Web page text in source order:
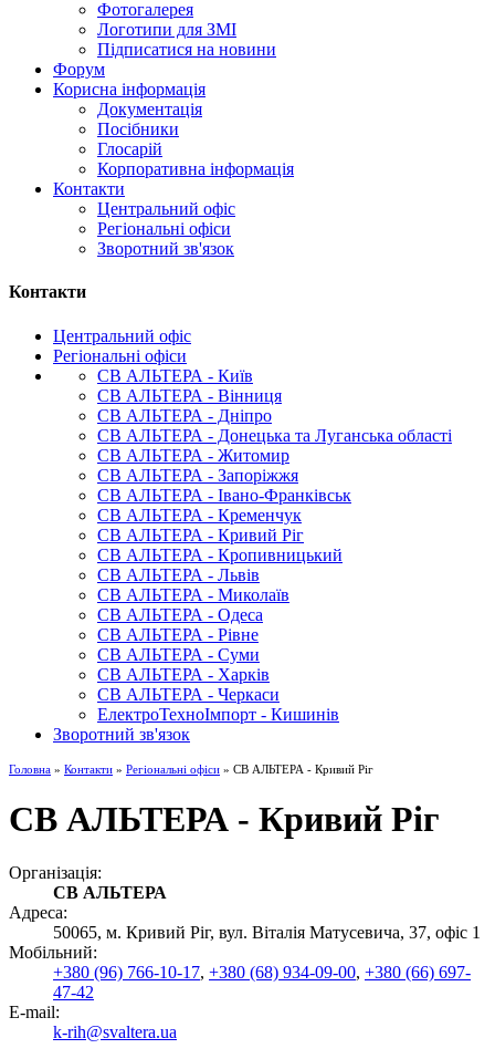
Фотогалерея
Логотипи для ЗМІ
Підписатися на новини
Форум
Корисна інформація
Документація
Посібники
Глосарій
Корпоративна інформація
Контакти
Центральний офіс
Регіональні офіси
Зворотний зв'язок
Контакти
Центральний офіс
Регіональні офіси
СВ АЛЬТЕРА - Київ
СВ АЛЬТЕРА - Вінниця
СВ АЛЬТЕРА - Дніпро
СВ АЛЬТЕРА - Донецька та Луганська області
СВ АЛЬТЕРА - Житомир
СВ АЛЬТЕРА - Запоріжжя
СВ АЛЬТЕРА - Івано-Франківськ
СВ АЛЬТЕРА - Кременчук
СВ АЛЬТЕРА - Кривий Ріг
СВ АЛЬТЕРА - Кропивницький
СВ АЛЬТЕРА - Львів
СВ АЛЬТЕРА - Миколаїв
СВ АЛЬТЕРА - Одеса
СВ АЛЬТЕРА - Рівне
СВ АЛЬТЕРА - Суми
СВ АЛЬТЕРА - Харків
СВ АЛЬТЕРА - Черкаси
ЕлектроТехноІмпорт - Кишинів
Зворотний зв'язок
Головна » Контакти » Регіональні офіси » СВ АЛЬТЕРА - Кривий Ріг
СВ АЛЬТЕРА - Кривий Ріг
Організація:
СВ АЛЬТЕРА
Адреса:
50065, м. Кривий Ріг, вул. Віталія Матусевича, 37, офіс 1
Мобільний:
+380 (96) 766-10-17, +380 (68) 934-09-00, +380 (66) 697-
47-42
E-mail:
k-rih@svaltera.ua